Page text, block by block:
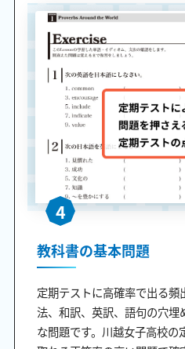
4
教科書の基本問題
定期テストに高確率で出る
法、和訳、英訳、語句の穴
な問題です。川越女子高校の